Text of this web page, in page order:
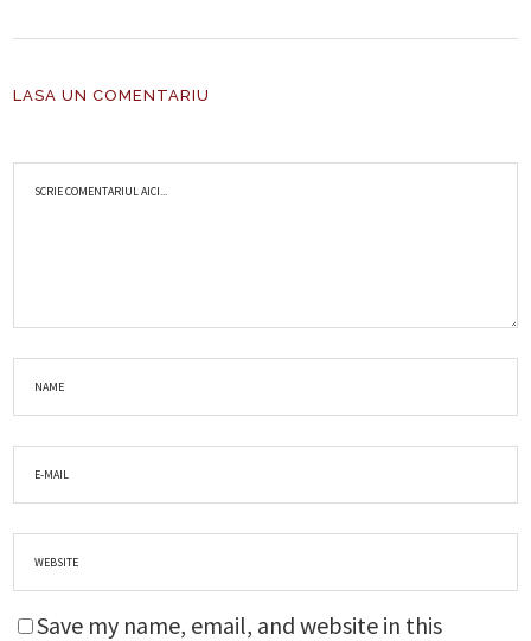
LASA UN COMENTARIU
Save my name, email, and website in this